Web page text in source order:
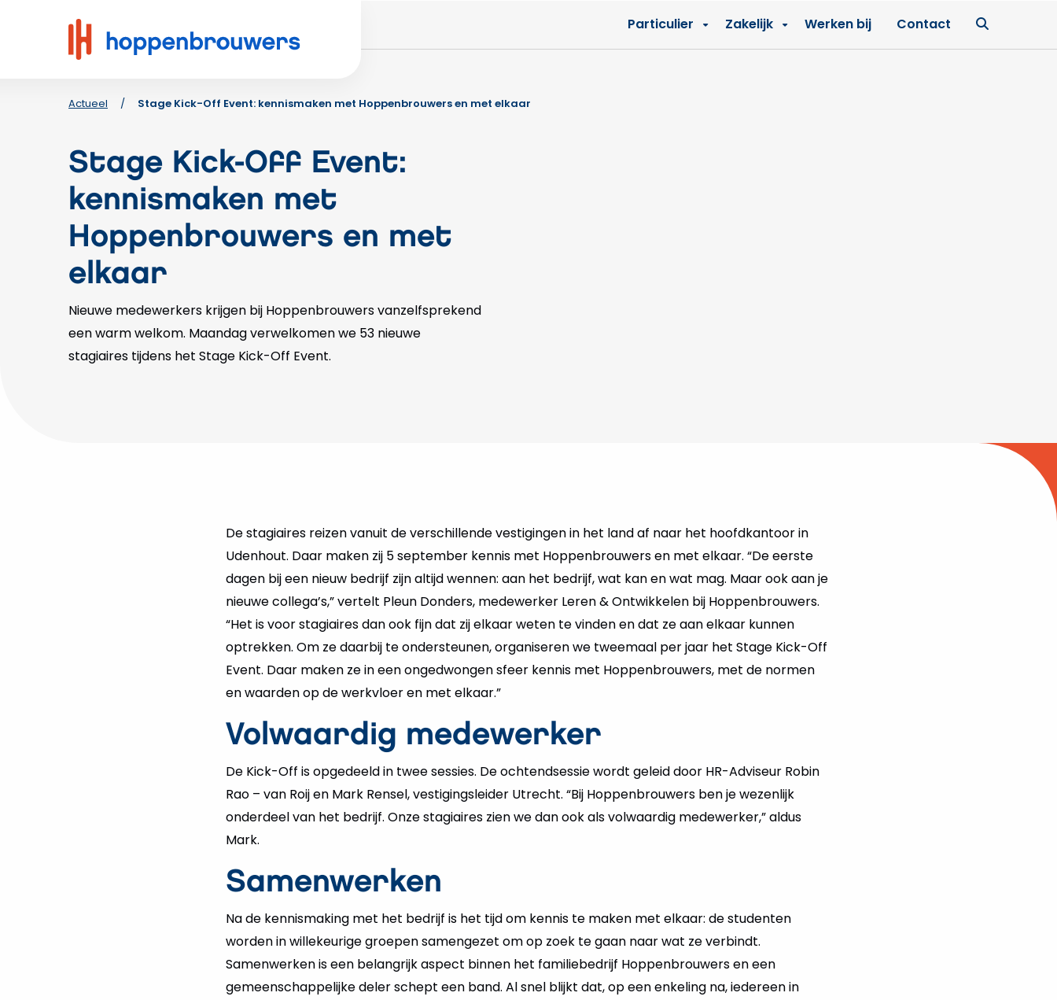
Hoppenbrouwers
Waar
leeft
Particulier Zakelijk Werken bij Contact
Actueel / Stage Kick-Off Event: kennismaken met Hoppenbrouwers en met elkaar
Stage Kick-Off Event:
kennismaken met
Hoppenbrouwers en met
elkaar
Nieuwe medewerkers krijgen bij Hoppenbrouwers vanzelfsprekend
een warm welkom. Maandag verwelkomen we 53 nieuwe
stagiaires tijdens het Stage Kick-Off Event.
De stagiaires reizen vanuit de verschillende vestigingen in het land af naar het hoofdkantoor in
Udenhout. Daar maken zij 5 september kennis met Hoppenbrouwers en met elkaar. “De eerste
dagen bij een nieuw bedrijf zijn altijd wennen: aan het bedrijf, wat kan en wat mag. Maar ook aan je
nieuwe collega’s,” vertelt Pleun Donders, medewerker Leren & Ontwikkelen bij Hoppenbrouwers.
“Het is voor stagiaires dan ook fijn dat zij elkaar weten te vinden en dat ze aan elkaar kunnen
optrekken. Om ze daarbij te ondersteunen, organiseren we tweemaal per jaar het Stage Kick-Off
Event. Daar maken ze in een ongedwongen sfeer kennis met Hoppenbrouwers, met de normen
en waarden op de werkvloer en met elkaar.”
Volwaardig medewerker
De Kick-Off is opgedeeld in twee sessies. De ochtendsessie wordt geleid door HR-Adviseur Robin
Rao – van Roij en Mark Rensel, vestigingsleider Utrecht. “Bij Hoppenbrouwers ben je wezenlijk
onderdeel van het bedrijf. Onze stagiaires zien we dan ook als volwaardig medewerker,” aldus
Mark.
Samenwerken
Na de kennismaking met het bedrijf is het tijd om kennis te maken met elkaar: de studenten
worden in willekeurige groepen samengezet om op zoek te gaan naar wat ze verbindt.
Samenwerken is een belangrijk aspect binnen het familiebedrijf Hoppenbrouwers en een
gemeenschappelijke deler schept een band. Al snel blijkt dat, op een enkeling na, iedereen in